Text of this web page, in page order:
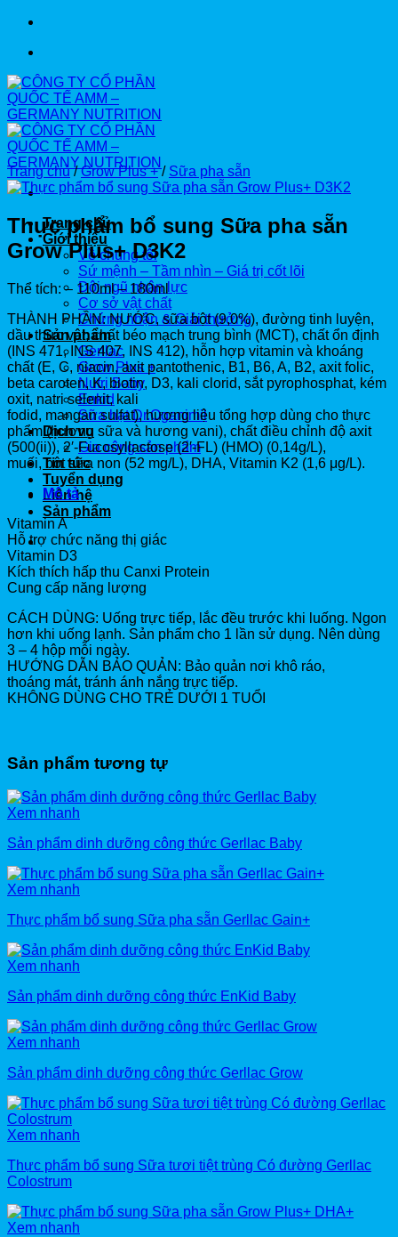
Trang chủ
Giới thiệu
Về chúng tôi
Sứ mệnh – Tầm nhìn – Giá trị cốt lõi
Đội ngũ nhân lực
Cơ sở vật chất
Chứng nhận & Giải thưởng
Sản phẩm
Gerllac
Grow Plus +
Nutri Baby
Enkid
Sữa hạt Dr.Oganimil
Dịch vụ
Gia công sản phẩm
Tin tức
Tuyển dụng
Liên hệ
Sản phẩm
Trang chủ / Grow Plus + / Sữa pha sẵn
Thực phẩm bổ sung Sữa pha sẵn
Grow Plus+ D3K2
Thể tích:– 110ml – 180ml
THÀNH PHẦN: NƯỚC, sữa bột (9,0%), đường tinh luyện,
dầu thực vật, chất béo mạch trung bình (MCT), chất ổn định
(INS 471, INS 407, INS 412), hỗn hợp vitamin và khoáng
chất (E, C, niacin, axit pantothenic, B1, B6, A, B2, axit folic,
beta caroten, K, biotin, D3, kali clorid, sắt pyrophosphat, kém
oxit, natri selenit, kali
fodid, mangan sulfat), hương liệu tổng hợp dùng cho thực
phẩm (hương sữa và hương vani), chất điều chỉnh độ axit
(500(ii)), 2′-Fucosyllactose (2′-FL) (HMO) (0,14g/L),
muối, bột sữa non (52 mg/L), DHA, Vitamin K2 (1,6 μg/L).
Mô tả
Vitamin A
Hỗ trợ chức năng thị giác
Vitamin D3
Kích thích hấp thu Canxi Protein
Cung cấp năng lượng
CÁCH DÙNG: Uống trực tiếp, lắc đều trước khi luống. Ngon
hơn khi uống lạnh. Sản phẩm cho 1 lần sử dụng. Nên dùng
3 – 4 hộp mỗi ngày.
HƯỚNG DẪN BẢO QUẢN: Bảo quản nơi khô ráo,
thoáng mát, tránh ánh nắng trực tiếp.
KHÔNG DÙNG CHO TRẺ DƯỚI 1 TUỔI
Sản phẩm tương tự
Xem nhanh
Sản phẩm dinh dưỡng công thức Gerllac Baby
Xem nhanh
Thực phẩm bổ sung Sữa pha sẵn Gerllac Gain+
Xem nhanh
Sản phẩm dinh dưỡng công thức EnKid Baby
Xem nhanh
Sản phẩm dinh dưỡng công thức Gerllac Grow
Xem nhanh
Thực phẩm bổ sung Sữa tươi tiệt trùng Có đường Gerllac
Colostrum
Xem nhanh